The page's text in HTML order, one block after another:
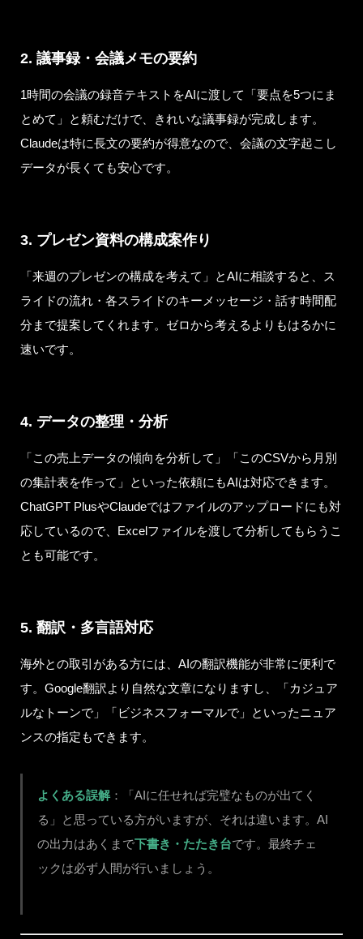
2. 議事録・会議メモの要約
1時間の会議の録音テキストをAIに渡して「要点を5つにま
とめて」と頼むだけで、きれいな議事録が完成します。
Claudeは特に長文の要約が得意なので、会議の文字起こし
データが長くても安心です。
3. プレゼン資料の構成案作り
「来週のプレゼンの構成を考えて」とAIに相談すると、ス
ライドの流れ・各スライドのキーメッセージ・話す時間配
分まで提案してくれます。ゼロから考えるよりもはるかに
速いです。
4. データの整理・分析
「この売上データの傾向を分析して」「このCSVから月別
の集計表を作って」といった依頼にもAIは対応できます。
ChatGPT PlusやClaudeではファイルのアップロードにも対
応しているので、Excelファイルを渡して分析してもらうこ
とも可能です。
5. 翻訳・多言語対応
海外との取引がある方には、AIの翻訳機能が非常に便利で
す。Google翻訳より自然な文章になりますし、「カジュア
ルなトーンで」「ビジネスフォーマルで」といったニュア
ンスの指定もできます。
よくある誤解：「AIに任せれば完璧なものが出てく
る」と思っている方がいますが、それは違います。AI
の出力はあくまで下書き・たたき台です。最終チェ
ックは必ず人間が行いましょう。